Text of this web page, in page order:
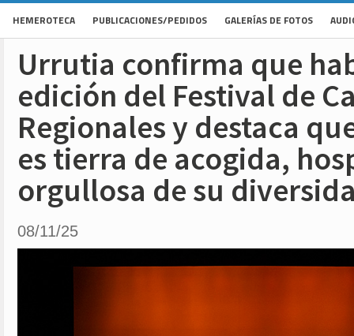
HEMEROTECA PUBLICACIONES/PEDIDOS GALERÍAS DE FOTOS
Urrutia confirma que
edición del Festival de
Regionales y destaca
es tierra de acogida,
orgullosa de su
08/11/25